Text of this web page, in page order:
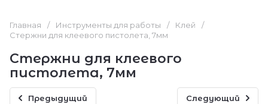
Главная / Инструменты для работы / Клей
/
Стержни для клеевого пистолета, 7мм
Стержни для клеевого
пистолета, 7мм
Предыдущий Следующий